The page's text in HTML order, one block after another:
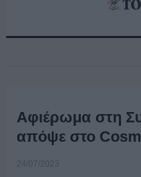
Αφιέρωμα στη
απόψε στο
24/07/2023